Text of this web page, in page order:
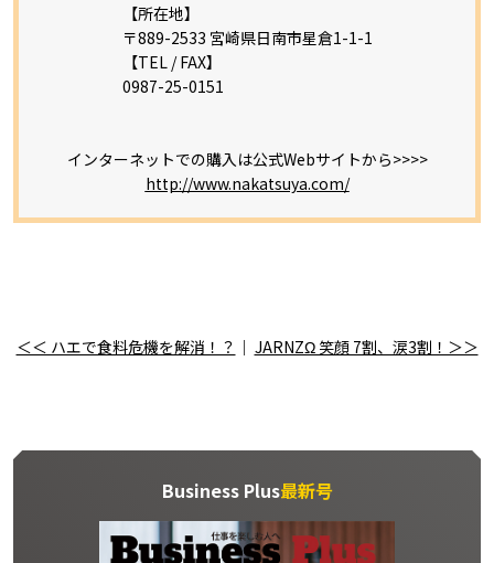
【所在地】
〒889-2533 宮崎県日南市星倉1-1-1
【TEL / FAX】
0987-25-0151
インターネットでの購入は公式Webサイトから>>>>
http://www.nakatsuya.com/
＜＜ ハエで食料危機を解消！？ ｜ JARNZΩ 笑顔 7割、涙3割！＞＞
Business Plus最新号